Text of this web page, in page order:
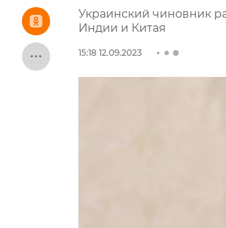
Украинский чиновник
Индии и Китая
15:18 12.09.2023